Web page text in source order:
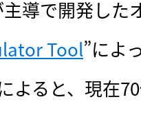
導で開発した
Tool”によ
よると、現在